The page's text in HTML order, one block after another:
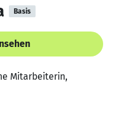
Basis
Mitarbeiterin,